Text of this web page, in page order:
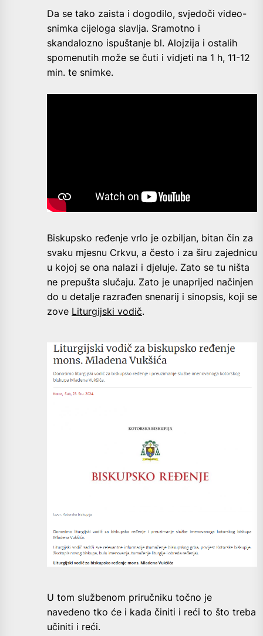
Da se tako zaista i dogodilo, svjedoči video-
snimka cijeloga slavlja. Sramotno i
skandalozno ispuštanje bl. Alojzija i ostalih
spomenutih može se čuti i vidjeti na 1 h, 11-12
min. te snimke.
Biskupsko ređenje vrlo je ozbiljan, bitan čin za
svaku mjesnu Crkvu, a često i za širu zajednicu
u kojoj se ona nalazi i djeluje. Zato se tu ništa
ne prepušta slučaju. Zato je unaprijed načinjen
do u detalje razrađen snenarij i sinopsis, koji se
zove Liturgijski vodič.
U tom službenom priručniku točno je
navedeno tko će i kada činiti i reći to što treba
učiniti i reći.